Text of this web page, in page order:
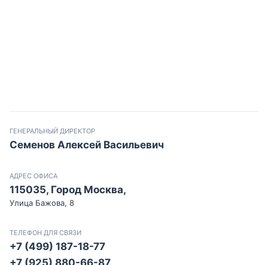
ГЕНЕРАЛЬНЫЙ ДИРЕКТОР
Семенов Алексей Васильевич
АДРЕС ОФИСА
115035, Город Москва,
Улица Бажова, 8
ТЕЛЕФОН ДЛЯ СВЯЗИ
+7 (499) 187-18-77
+7 (925) 880-66-87